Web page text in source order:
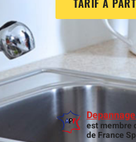
est membre
de France